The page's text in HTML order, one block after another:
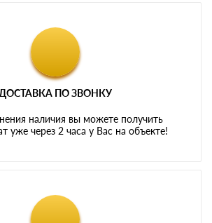
ДОСТАВКА ПО ЗВОНКУ
наличия вы можете получить
уже через 2 часа у Вас на объекте!